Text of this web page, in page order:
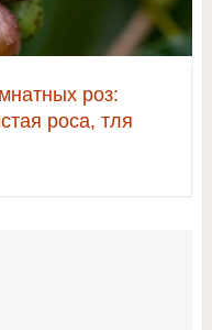
роз:
роса, тля